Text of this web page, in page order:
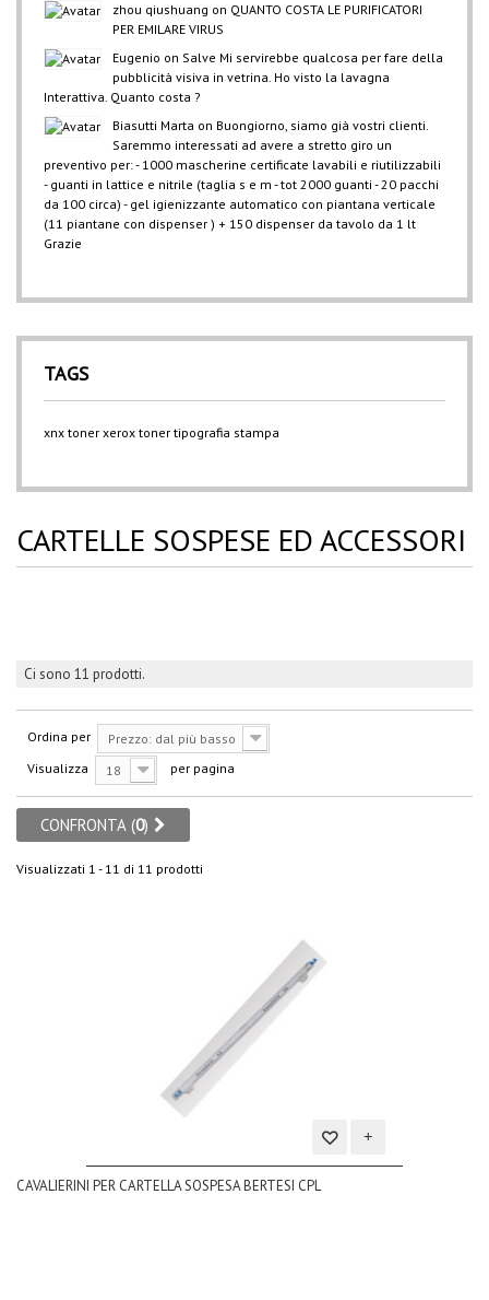
zhou qiushuang on QUANTO COSTA LE PURIFICATORI
PER EMILARE VIRUS
Eugenio on Salve Mi servirebbe qualcosa per fare della
pubblicità visiva in vetrina. Ho visto la lavagna
Interattiva. Quanto costa ?
Biasutti Marta on Buongiorno, siamo già vostri clienti.
Saremmo interessati ad avere a stretto giro un
preventivo per: - 1000 mascherine certificate lavabili e riutilizzabili
- guanti in lattice e nitrile (taglia s e m - tot 2000 guanti - 20 pacchi
da 100 circa) - gel igienizzante automatico con piantana verticale
(11 piantane con dispenser ) + 150 dispenser da tavolo da 1 lt
Grazie
TAGS
xnx toner xerox toner tipografia stampa
CARTELLE SOSPESE ED ACCESSORI
Ci sono 11 prodotti.
Ordina per
Prezzo: dal più basso
Visualizza
18 per pagina
CONFRONTA (0)
Visualizzati 1 - 11 di 11 prodotti
Aggiungi
alla
CAVALIERINI PER CARTELLA SOSPESA BERTESI CPL